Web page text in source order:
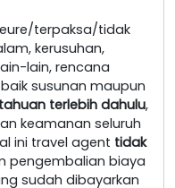
terpaksa/tidak
kerusuhan,
lain, rencana
susunan maupun
terlebih dahulu,
keamanan seluruh
ini travel agent tidak
pengembalian biaya
sudah dibayarkan